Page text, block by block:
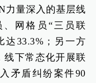
力量深入的基层线
、网格员“三员联
33.3%；另一方
线下常态化开展联
矛盾纠纷案件90